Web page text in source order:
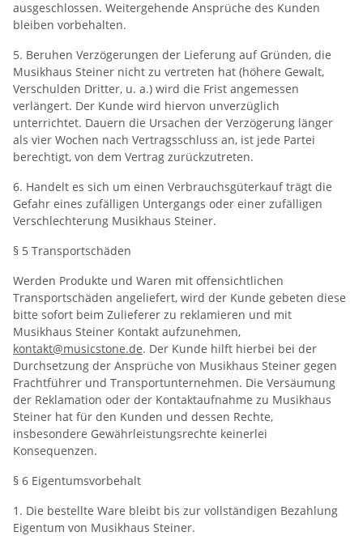
ausgeschlossen. Weitergehende Ansprüche des Kunden
bleiben vorbehalten.
5. Beruhen Verzögerungen der Lieferung auf Gründen, die
Musikhaus Steiner nicht zu vertreten hat (höhere Gewalt,
Verschulden Dritter, u. a.) wird die Frist angemessen
verlängert. Der Kunde wird hiervon unverzüglich
unterrichtet. Dauern die Ursachen der Verzögerung länger
als vier Wochen nach Vertragsschluss an, ist jede Partei
berechtigt, von dem Vertrag zurückzutreten.
6. Handelt es sich um einen Verbrauchsgüterkauf trägt die
Gefahr eines zufälligen Untergangs oder einer zufälligen
Verschlechterung Musikhaus Steiner.
§ 5 Transportschäden
Werden Produkte und Waren mit offensichtlichen
Transportschäden angeliefert, wird der Kunde gebeten diese
bitte sofort beim Zulieferer zu reklamieren und mit
Musikhaus Steiner Kontakt aufzunehmen,
kontakt@musicstone.de. Der Kunde hilft hierbei bei der
Durchsetzung der Ansprüche von Musikhaus Steiner gegen
Frachtführer und Transportunternehmen. Die Versäumung
der Reklamation oder der Kontaktaufnahme zu Musikhaus
Steiner hat für den Kunden und dessen Rechte,
insbesondere Gewährleistungsrechte keinerlei
Konsequenzen.
§ 6 Eigentumsvorbehalt
1. Die bestellte Ware bleibt bis zur vollständigen Bezahlung
Eigentum von Musikhaus Steiner.